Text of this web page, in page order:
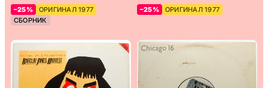
–25%
ОРИГИНАЛ 1977
СБОРНИК
–25% ОРИГИНАЛ 1977